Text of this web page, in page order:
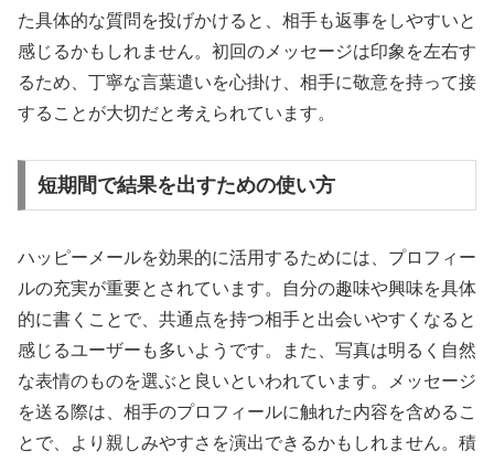
た具体的な質問を投げかけると、相手も返事をしやすいと
感じるかもしれません。初回のメッセージは印象を左右す
るため、丁寧な言葉遣いを心掛け、相手に敬意を持って接
することが大切だと考えられています。
短期間で結果を出すための使い方
ハッピーメールを効果的に活用するためには、プロフィー
ルの充実が重要とされています。自分の趣味や興味を具体
的に書くことで、共通点を持つ相手と出会いやすくなると
感じるユーザーも多いようです。また、写真は明るく自然
な表情のものを選ぶと良いといわれています。メッセージ
を送る際は、相手のプロフィールに触れた内容を含めるこ
とで、より親しみやすさを演出できるかもしれません。積